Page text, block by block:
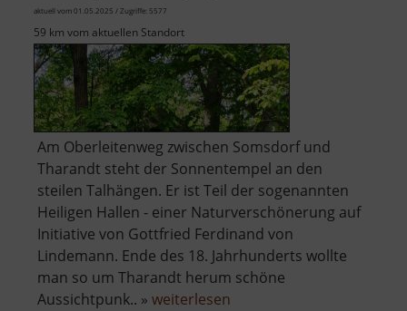
aktuell vom 01.05.2025 / Zugriffe: 5577
59 km vom aktuellen Standort
Am Oberleitenweg zwischen Somsdorf und
Tharandt steht der Sonnentempel an den
steilen Talhängen. Er ist Teil der sogenannten
Heiligen Hallen - einer Naturverschönerung auf
Initiative von Gottfried Ferdinand von
Lindemann. Ende des 18. Jahrhunderts wollte
man so um Tharandt herum schöne
Aussichtpunk.. » weiterlesen